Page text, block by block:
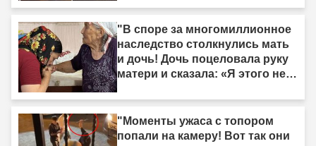
"В споре за многомиллионное
наследство столкнулись мать
и дочь! Дочь поцеловала руку
матери и сказала: «Я этого не
"Моменты ужаса с топором
попали на камеру! Вот так они